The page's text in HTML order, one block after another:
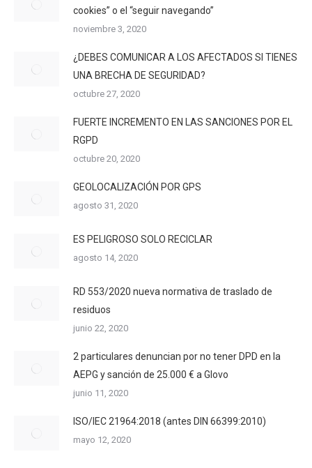
cookies” o el “seguir navegando”
noviembre 3, 2020
¿DEBES COMUNICAR A LOS AFECTADOS SI TIENES
UNA BRECHA DE SEGURIDAD?
octubre 27, 2020
FUERTE INCREMENTO EN LAS SANCIONES POR EL
RGPD
octubre 20, 2020
GEOLOCALIZACIÓN POR GPS
agosto 31, 2020
ES PELIGROSO SOLO RECICLAR
agosto 14, 2020
RD 553/2020 nueva normativa de traslado de
residuos
junio 22, 2020
2 particulares denuncian por no tener DPD en la
AEPG y sanción de 25.000 € a Glovo
junio 11, 2020
ISO/IEC 21964:2018 (antes DIN 66399:2010)
mayo 12, 2020